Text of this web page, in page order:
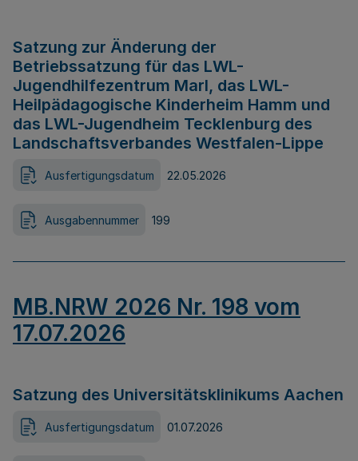
Satzung zur Änderung der
Betriebssatzung für das LWL-
Jugendhilfezentrum Marl, das LWL-
Heilpädagogische Kinderheim Hamm und
das LWL-Jugendheim Tecklenburg des
Landschaftsverbandes Westfalen-Lippe
Ausfertigungsdatum 22.05.2026
Ausgabennummer 199
MB.NRW 2026 Nr. 198 vom
17.07.2026
Satzung des Universitätsklinikums Aachen
Ausfertigungsdatum 01.07.2026